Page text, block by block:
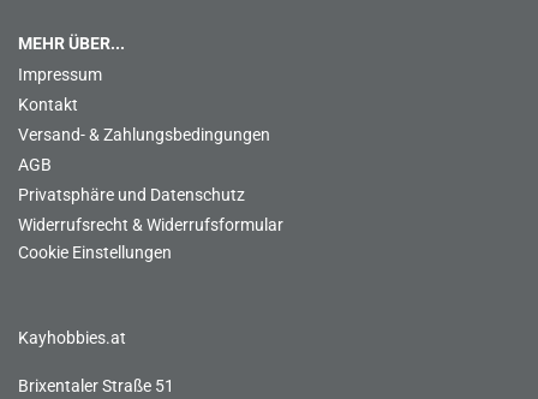
MEHR ÜBER...
Impressum
Kontakt
Versand- & Zahlungsbedingungen
AGB
Privatsphäre und Datenschutz
Widerrufsrecht & Widerrufsformular
Cookie Einstellungen
Kayhobbies.at
Brixentaler Straße 51